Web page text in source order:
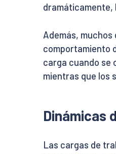
dramáticamente,
Además,
comportamiento
carga cuando se
mientras que los
Dinámicas
Las cargas de